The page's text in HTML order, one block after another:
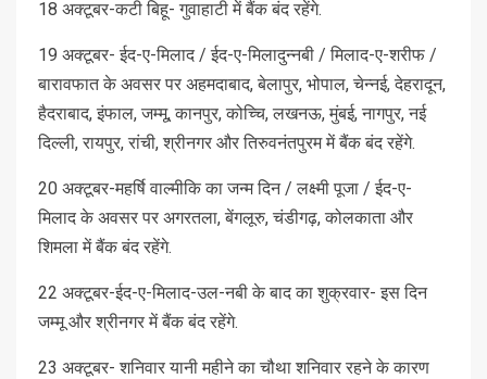
18 अक्टूबर-कटी बिहू- गुवाहाटी में बैंक बंद रहेंगे.
19 अक्टूबर- ईद-ए-मिलाद / ईद-ए-मिलादुन्नबी / मिलाद-ए-शरीफ /
बारावफात के अवसर पर अहमदाबाद, बेलापुर, भोपाल, चेन्नई, देहरादून,
हैदराबाद, इंफाल, जम्मू, कानपुर, कोच्चि, लखनऊ, मुंबई, नागपुर, नई
दिल्ली, रायपुर, रांची, श्रीनगर और तिरुवनंतपुरम में बैंक बंद रहेंगे.
20 अक्टूबर-महर्षि वाल्मीकि का जन्म दिन / लक्ष्मी पूजा / ईद-ए-
मिलाद के अवसर पर अगरतला, बेंगलूरु, चंडीगढ़, कोलकाता और
शिमला में बैंक बंद रहेंगे.
22 अक्टूबर-ईद-ए-मिलाद-उल-नबी के बाद का शुक्रवार- इस दिन
जम्मू और श्रीनगर में बैंक बंद रहेंगे.
23 अक्टूबर- शनिवार यानी महीने का चौथा शनिवार रहने के कारण